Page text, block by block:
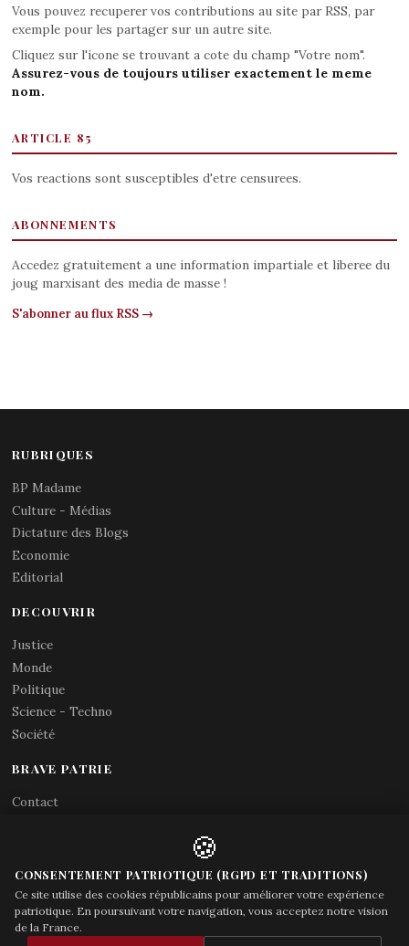
Vous pouvez recuperer vos contributions au site par RSS, par
exemple pour les partager sur un autre site.
Cliquez sur l'icone se trouvant a cote du champ "Votre nom".
Assurez-vous de toujours utiliser exactement le meme
nom.
ARTICLE 85
Vos reactions sont susceptibles d'etre censurees.
ABONNEMENTS
Accedez gratuitement a une information impartiale et liberee du
joug marxisant des media de masse !
S'abonner au flux RSS →
RUBRIQUES
BP Madame
Culture - Médias
Dictature des Blogs
Economie
Editorial
DECOUVRIR
Justice
Monde
Politique
Science - Techno
Société
BRAVE PATRIE
Contact
Acces gouvernement
© Brave Patrie + friends—
🍪
CONSENTEMENT PATRIOTIQUE (RGPD ET TRADITIONS)
Ce site utilise des cookies républicains pour améliorer votre expérience
patriotique. En poursuivant votre navigation, vous acceptez notre vision
de la France.